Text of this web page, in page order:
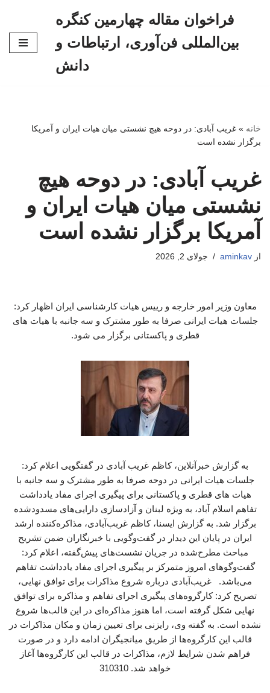
فراخوان مقاله چهارمین کنگره
بین‌المللی فن‌آوری، ارتباطات و
دانش
خانه » غریب آبادی: در دوحه هیچ نشستی میان هیات ایران و آمریکا
برگزار نشده است
غریب آبادی: در دوحه هیچ
نشستی میان هیات ایران و
آمریکا برگزار نشده است
از aminkav جولای 2, 2026
معاون وزیر امور خارجه و رییس هیات کارشناسی ایران اظهار کرد:
جلسات هیات ایرانی صرفا به طور مشترک و سه جانبه با هیات های
قطری و پاکستانی برگزار می شود.
به گزارش خبرآنلاین، کاظم غریب آبادی در گفتگویی اعلام کرد:
جلسات هیات ایرانی در دوحه صرفا به طور مشترک و سه جانبه با
هیات های قطری و پاکستانی برای پیگیری اجرای مفاد یادداشت
تفاهم اسلام آباد، به ویژه لبنان و آزادسازی دارایی‌های مسدودشده
برگزار شد. به گزارش ایسنا، کاظم غربب‌آبادی، مذاکره‌کننده ارشد
ایران در پایان این دیدار در گفت‌وگویی با خبرنگاران ضمن تشریح
مباحث مطرح‌شده در جریان نشست‌های پیش‌گفته، اعلام کرد:
گفت‌وگوهای امروز متمرکز بر پیگیری اجرای مفاد یادداشت تفاهم
می‌باشد. غریب‌آبادی درباره شروع مذاکرات برای توافق نهایی،
تصریح کرد: کارگروه‌های پیگیری اجرای تفاهم و مذاکره برای توافق
نهایی شکل گرفته است، اما هنوز مذاکره‌ای در این قالب‌ها شروع
نشده است. به گفته وی، رایزنی برای تعیین زمان و مکان مذاکرات در
قالب این کارگروه‌ها از طریق میانجیگران ادامه دارد و در صورت
فراهم شدن شرایط لازم، مذاکرات در قالب این کارگروه‌ها آغاز
خواهد شد. 310310